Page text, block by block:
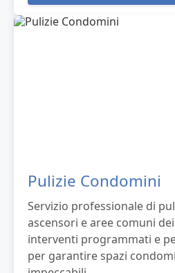
Pulizie Condomini
Servizio professionale di
ascensori e aree comuni
interventi programmati e
per garantire spazi